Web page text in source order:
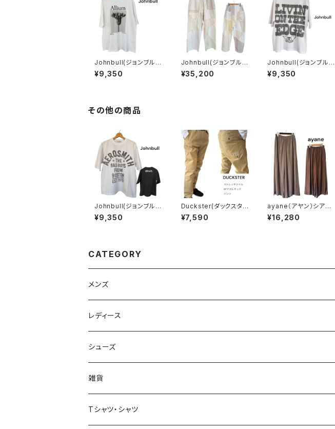
Johnbull(ジョンブル)
アーティストTシャツ
(Karl Blossfeldt / All
¥9,350
Johnbull(ジョンブル)
【rebear by Johnbul
l】パッチワークイージー
¥35,200
Johnbull(ジョンブル)
アーティストTシャツ
(AEROSMITH LIVIN
¥9,350
その他の商品
Johnbull(ジョンブル)
アーティストTシャツ（ A
EROSMITH THE BA
¥9,350
Duckster(ダックスタ
ー)ストレッチツイル 6P
アスレチックパンツ (ME
¥7,590
ayane（アヤン）シアー
ワイドパンツ（WOMEN
S）
¥16,280
CATEGORY
メンズ
Johnbull（ジョンブル）
ROARK（ロアーク）
kelen（ケレン）
NANGA（ナンガ）
レディース
Johnbull (ジョンブル)
ayane（アヤン）
Dignite collier（ディニテ コリエ）
シューズ
ASFVLT（アスファルト）
EMU(エミュー )
雑貨
バッグ
Tシャツ・シャツ